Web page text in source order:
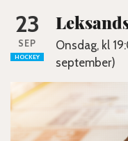
23
SEP
HOCKEY
Onsdag, kl
september)